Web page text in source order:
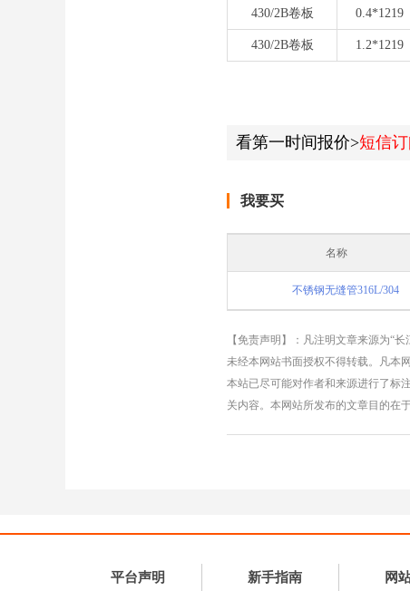
430/2B卷板 0.4*1219
430/2B卷板 1.2*1219
看第一时间报价>短信订
我要买
名称
不锈钢无缝管316L/304
【免责声明】：凡注明文章来源为“
未经本网站书面授权不得转载。凡本
本站已尽可能对作者和来源进行了标
关内容。本网站所发布的文章目的在
平台声明 新手指南 网